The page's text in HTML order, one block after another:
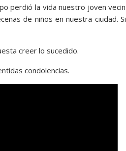
perdió la vida nuestro joven
de niños en nuestra ciudad.
creer lo sucedido.
condolencias.